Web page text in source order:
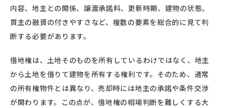
内容、地主との関係、譲渡承諾料、更新時期、建物の状態、
買主の融資の付きやすさなど、複数の要素を総合的に見て判
断する必要があります。
借地権は、土地そのものを所有しているわけではなく、地主
から土地を借りて建物を所有する権利です。そのため、通常
の所有権物件とは異なり、売却時には地主の承諾や条件交渉
が関わります。この点が、借地権の相場判断を難しくする大